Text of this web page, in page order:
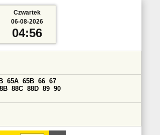
65A 65B 66 67
88C 88D 89 90
Czwartek
06-08-2026
04:56